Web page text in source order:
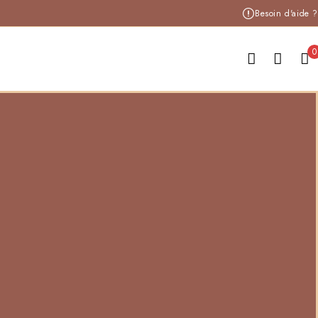
Besoin d'aide ?
0